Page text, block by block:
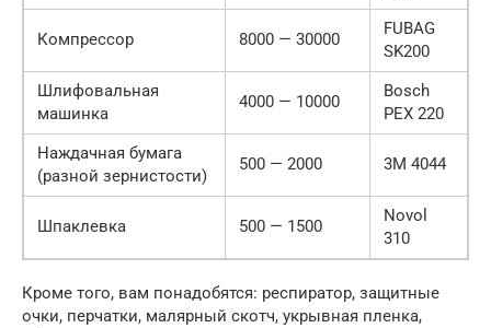
Компрессор 8000 — 30000
FUBAG
SK200
Шлифовальная
машинка
4000 — 10000
Bosch
PEX 220
Наждачная бумага
(разной зернистости)
500 — 2000 3M 4044
Шпаклевка 500 — 1500
Novol
310
Кроме того, вам понадобятся: респиратор, защитные
очки, перчатки, малярный скотч, укрывная пленка,